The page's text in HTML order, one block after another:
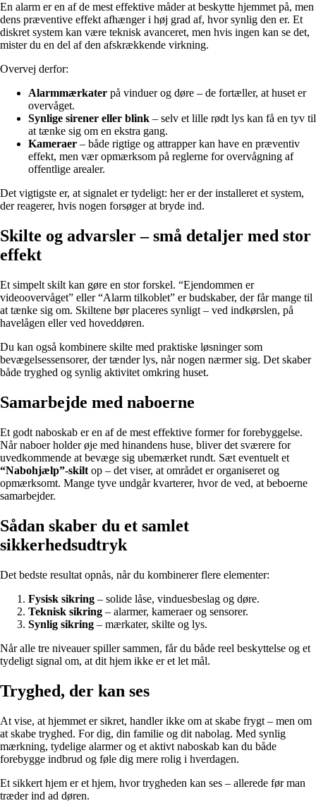
En alarm er en af de mest effektive måder at beskytte hjemmet på, men
dens præventive effekt afhænger i høj grad af, hvor synlig den er. Et
diskret system kan være teknisk avanceret, men hvis ingen kan se det,
mister du en del af den afskrækkende virkning.
Overvej derfor:
Alarmmærkater på vinduer og døre – de fortæller, at huset er
overvåget.
Synlige sirener eller blink – selv et lille rødt lys kan få en tyv til
at tænke sig om en ekstra gang.
Kameraer – både rigtige og attrapper kan have en præventiv
effekt, men vær opmærksom på reglerne for overvågning af
offentlige arealer.
Det vigtigste er, at signalet er tydeligt: her er der installeret et system,
der reagerer, hvis nogen forsøger at bryde ind.
Skilte og advarsler – små detaljer med stor
effekt
Et simpelt skilt kan gøre en stor forskel. “Ejendommen er
videoovervåget” eller “Alarm tilkoblet” er budskaber, der får mange til
at tænke sig om. Skiltene bør placeres synligt – ved indkørslen, på
havelågen eller ved hoveddøren.
Du kan også kombinere skilte med praktiske løsninger som
bevægelsessensorer, der tænder lys, når nogen nærmer sig. Det skaber
både tryghed og synlig aktivitet omkring huset.
Samarbejde med naboerne
Et godt naboskab er en af de mest effektive former for forebyggelse.
Når naboer holder øje med hinandens huse, bliver det sværere for
uvedkommende at bevæge sig ubemærket rundt. Sæt eventuelt et
“Nabohjælp”-skilt op – det viser, at området er organiseret og
opmærksomt. Mange tyve undgår kvarterer, hvor de ved, at beboerne
samarbejder.
Sådan skaber du et samlet
sikkerhedsudtryk
Det bedste resultat opnås, når du kombinerer flere elementer:
Fysisk sikring – solide låse, vinduesbeslag og døre.
Teknisk sikring – alarmer, kameraer og sensorer.
Synlig sikring – mærkater, skilte og lys.
Når alle tre niveauer spiller sammen, får du både reel beskyttelse og et
tydeligt signal om, at dit hjem ikke er et let mål.
Tryghed, der kan ses
At vise, at hjemmet er sikret, handler ikke om at skabe frygt – men om
at skabe tryghed. For dig, din familie og dit nabolag. Med synlig
mærkning, tydelige alarmer og et aktivt naboskab kan du både
forebygge indbrud og føle dig mere rolig i hverdagen.
Et sikkert hjem er et hjem, hvor trygheden kan ses – allerede før man
træder ind ad døren.